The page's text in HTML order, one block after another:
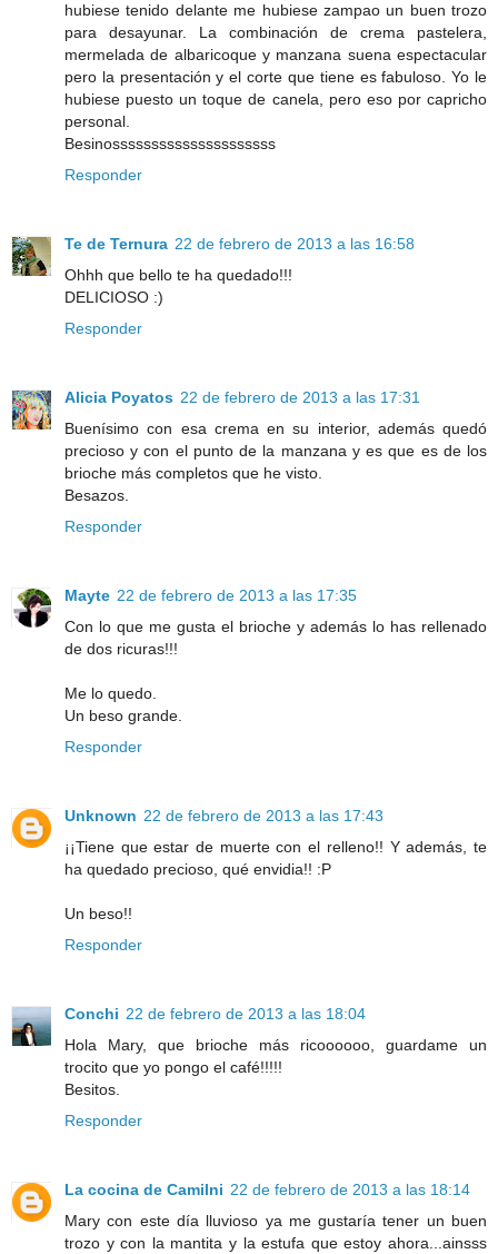
hubiese tenido delante me hubiese zampao un buen trozo
para desayunar. La combinación de crema pastelera,
mermelada de albaricoque y manzana suena espectacular
pero la presentación y el corte que tiene es fabuloso. Yo le
hubiese puesto un toque de canela, pero eso por capricho
personal.
Besinosssssssssssssssssssss
Responder
Te de Ternura 22 de febrero de 2013 a las 16:58
Ohhh que bello te ha quedado!!!
DELICIOSO :)
Responder
Alicia Poyatos 22 de febrero de 2013 a las 17:31
Buenísimo con esa crema en su interior, además quedó
precioso y con el punto de la manzana y es que es de los
brioche más completos que he visto.
Besazos.
Responder
Mayte 22 de febrero de 2013 a las 17:35
Con lo que me gusta el brioche y además lo has rellenado
de dos ricuras!!!
Me lo quedo.
Un beso grande.
Responder
Unknown 22 de febrero de 2013 a las 17:43
¡¡Tiene que estar de muerte con el relleno!! Y además, te
ha quedado precioso, qué envidia!! :P
Un beso!!
Responder
Conchi 22 de febrero de 2013 a las 18:04
Hola Mary, que brioche más ricoooooo, guardame un
trocito que yo pongo el café!!!!!
Besitos.
Responder
La cocina de Camilni 22 de febrero de 2013 a las 18:14
Mary con este día lluvioso ya me gustaría tener un buen
trozo y con la mantita y la estufa que estoy ahora...ainsss